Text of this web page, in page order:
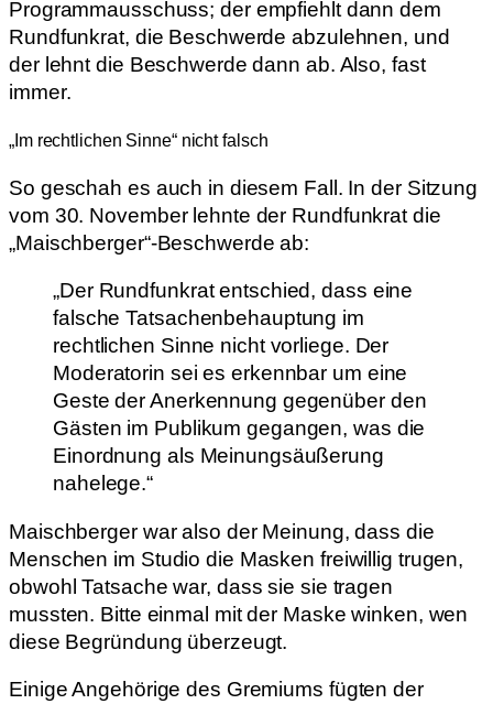
Programmausschuss; der empfiehlt dann dem
Rundfunkrat, die Beschwerde abzulehnen, und
der lehnt die Beschwerde dann ab. Also, fast
immer.
„Im rechtlichen Sinne“ nicht falsch
So geschah es auch in diesem Fall. In der Sitzung
vom 30. November lehnte der Rundfunkrat die
„Maischberger“-Beschwerde ab:
„Der Rundfunkrat entschied, dass eine
falsche Tatsachenbehauptung im
rechtlichen Sinne nicht vorliege. Der
Moderatorin sei es erkennbar um eine
Geste der Anerkennung gegenüber den
Gästen im Publikum gegangen, was die
Einordnung als Meinungsäußerung
nahelege.“
Maischberger war also der Meinung, dass die
Menschen im Studio die Masken freiwillig trugen,
obwohl Tatsache war, dass sie sie tragen
mussten. Bitte einmal mit der Maske winken, wen
diese Begründung überzeugt.
Einige Angehörige des Gremiums fügten der